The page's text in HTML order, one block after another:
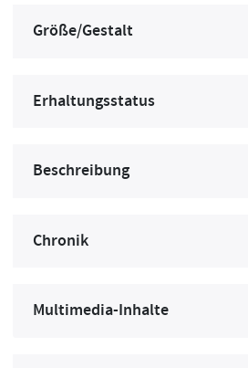
Größe/Gestalt
Erhaltungsstatus
Beschreibung
Chronik
Multimedia-Inhalte